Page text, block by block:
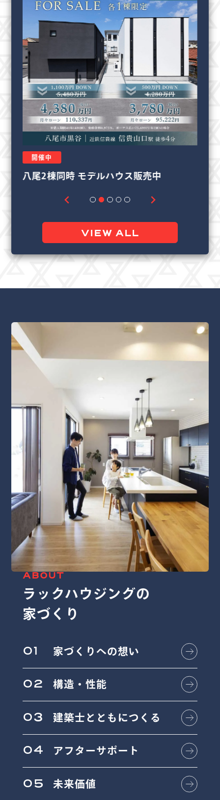
開催中
リフォーム＆リノベーション相談会
VIEW ALL
ABOUT
ラックハウジングの
家づくり
01 家づくりへの想い
02 構造・性能
03 建築士とともにつくる
04 アフターサポート
05 未来価値